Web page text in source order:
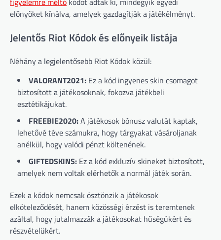
előnyöket kínálva, amelyek gazdagítják a játékélményt.
Jelentős Riot Kódok és előnyeik listája
Néhány a legjelentősebb Riot Kódok közül:
VALORANT2021: Ez a kód ingyenes skin csomagot
biztosított a játékosoknak, fokozva játékbeli
esztétikájukat.
FREEBIE2020:A játékosok bónusz valutát kaptak,
lehetővé téve számukra, hogy tárgyakat vásároljanak
anélkül, hogy valódi pénzt költenének.
GIFTEDSKINS: Ez a kód exkluzív skineket biztosított,
amelyek nem voltak elérhetők a normál játék során.
Ezek a kódok nemcsak ösztönzik a játékosok
elköteleződését, hanem közösségi érzést is teremtenek
azáltal, hogy jutalmazzák a játékosokat hűségükért és
részvételükért.